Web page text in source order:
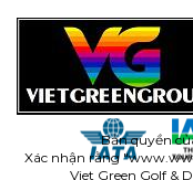
Bản quyền
Xác nhận rằng "www.
Viet Green Golf &